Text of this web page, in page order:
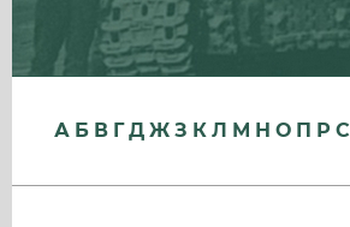
А Б В Г Д Ж З К Л М Н О П Р С